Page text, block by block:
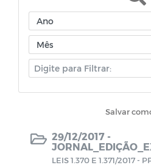
Dívida Ativa
Dados da
CPL -
Salvar
29/12/2017 -
LEIS 1.370 E 1.371/2017 -